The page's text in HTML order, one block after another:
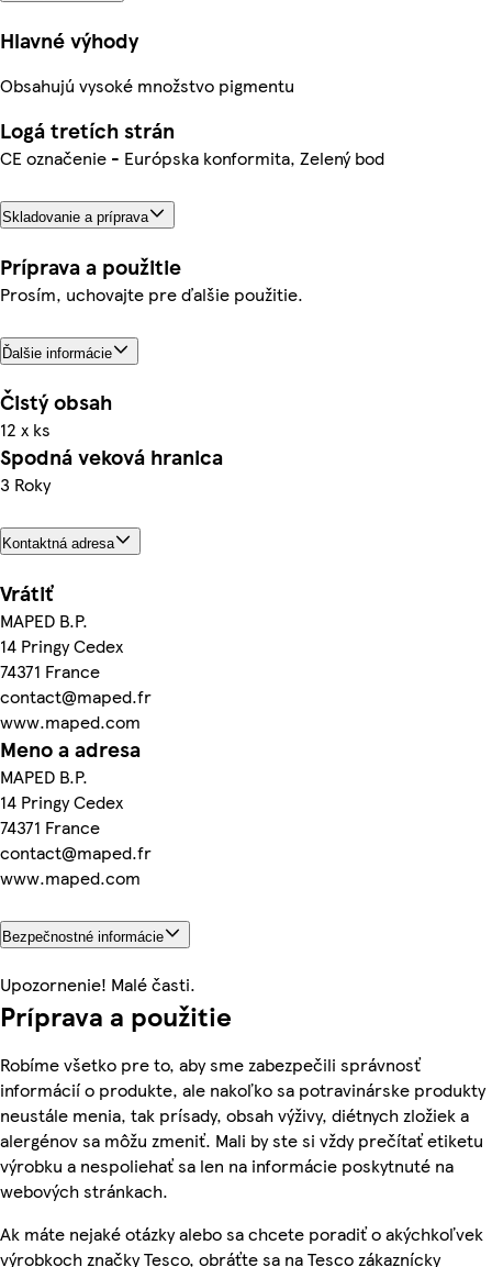
Hlavné výhody
Obsahujú vysoké množstvo pigmentu
Logá tretích strán
CE označenie - Európska konformita, Zelený bod
Skladovanie a príprava
Príprava a použitie
Prosím, uchovajte pre ďalšie použitie.
Ďalšie informácie
Čistý obsah
12 x ks
Spodná veková hranica
3 Roky
Kontaktná adresa
Vrátiť
MAPED B.P.
14 Pringy Cedex
74371 France
contact@maped.fr
www.maped.com
Meno a adresa
MAPED B.P.
14 Pringy Cedex
74371 France
contact@maped.fr
www.maped.com
Bezpečnostné informácie
Upozornenie! Malé časti.
Príprava a použitie
Robíme všetko pre to, aby sme zabezpečili správnosť
informácií o produkte, ale nakoľko sa potravinárske produkty
neustále menia, tak prísady, obsah výživy, diétnych zložiek a
alergénov sa môžu zmeniť. Mali by ste si vždy prečítať etiketu
výrobku a nespoliehať sa len na informácie poskytnuté na
webových stránkach.
Ak máte nejaké otázky alebo sa chcete poradiť o akýchkoľvek
výrobkoch značky Tesco, obráťte sa na Tesco zákaznícky